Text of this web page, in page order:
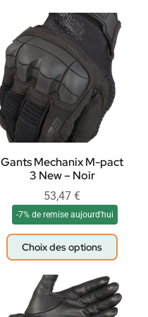
Gants Mechanix M-pact
3 New – Noir
53,47 €
-7% de remise aujourd'hui
Choix des options